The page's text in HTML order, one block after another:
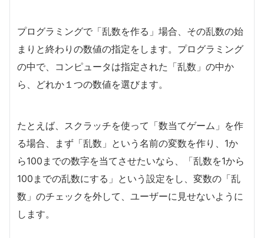
プログラミングで「乱数を作る」場合、その乱数の始
まりと終わりの数値の指定をします。プログラミング
の中で、コンピュータは指定された「乱数」の中か
ら、どれか１つの数値を選びます。
たとえば、スクラッチを使って「数当てゲーム」を作
る場合、まず「乱数」という名前の変数を作り、1か
ら100までの数字を当てさせたいなら、「乱数を1から
100までの乱数にする」という設定をし、変数の「乱
数」のチェックを外して、ユーザーに見せないように
します。